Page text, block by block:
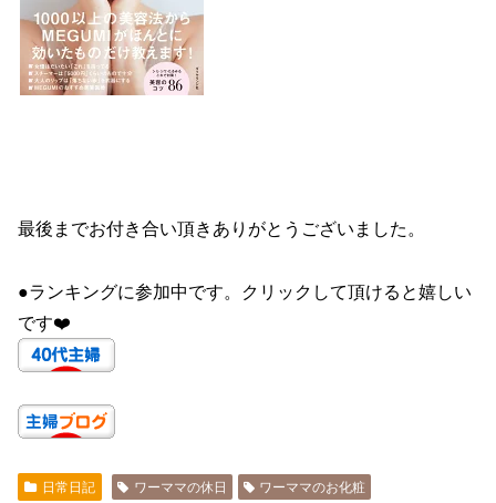
最後までお付き合い頂きありがとうございました。
●ランキングに参加中です。クリックして頂けると嬉しい
です❤️
日常日記 ワーママの休日
ワーママのお化粧